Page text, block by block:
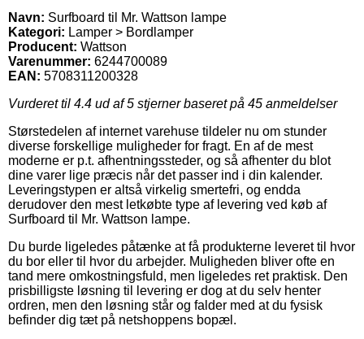
Navn: Surfboard til Mr. Wattson lampe
Kategori: Lamper > Bordlamper
Producent: Wattson
Varenummer: 6244700089
EAN: 5708311200328
Vurderet til 4.4 ud af 5 stjerner baseret på 45 anmeldelser
Størstedelen af internet varehuse tildeler nu om stunder
diverse forskellige muligheder for fragt. En af de mest
moderne er p.t. afhentningssteder, og så afhenter du blot
dine varer lige præcis når det passer ind i din kalender.
Leveringstypen er altså virkelig smertefri, og endda
derudover den mest letkøbte type af levering ved køb af
Surfboard til Mr. Wattson lampe.
Du burde ligeledes påtænke at få produkterne leveret til hvor
du bor eller til hvor du arbejder. Muligheden bliver ofte en
tand mere omkostningsfuld, men ligeledes ret praktisk. Den
prisbilligste løsning til levering er dog at du selv henter
ordren, men den løsning står og falder med at du fysisk
befinder dig tæt på netshoppens bopæl.